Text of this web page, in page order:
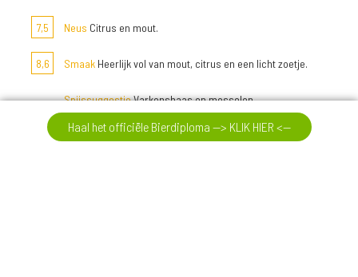
7,5 Neus Citrus en mout.
8,6 Smaak Heerlijk vol van mout, citrus en een licht zoetje.
SpijssuggestieVarkenshaas en mosselen.
Haal het officiële Bierdiploma --> KLIK HIER <--